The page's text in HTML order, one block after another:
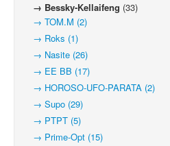
→ Bessky-Kellaifeng (33)
→ TOM.M (2)
→ Roks (1)
→ Nasite (26)
→ EE BB (17)
→ HOROSO-UFO-PARATA (2)
→ Supo (29)
→ PTPT (5)
→ Prime-Opt (15)